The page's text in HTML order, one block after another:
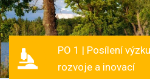
PO 1 | Posílení
rozvoje a inovací